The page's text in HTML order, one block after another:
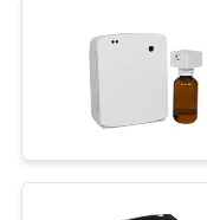
MAPPA
POLITICA
profumo